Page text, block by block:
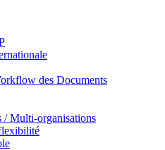
des Documents
/ Multi-organisations